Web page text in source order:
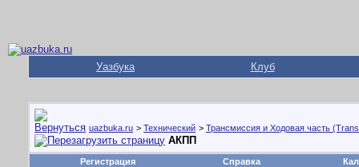
Уазбука Клуб
uazbuka.ru > Технический > Трансмиссия и Ходовая часть
АКПП
Регистрация Справка